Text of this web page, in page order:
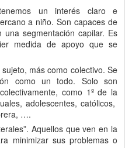
un interés claro e
a niño. Son capaces de
una segmentación capilar. Es
medida de apoyo que se
más como colectivo. Se
como un todo. Solo son
como 1º de la
adolescentes, católicos,
….
Aquellos que ven en la
minimizar sus problemas o